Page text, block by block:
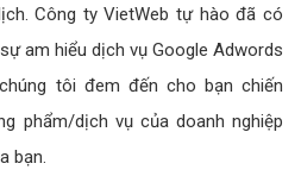
lên và liên hệ ngayvới chúng tôi để
quảng cáo Google Adwords tối ưu